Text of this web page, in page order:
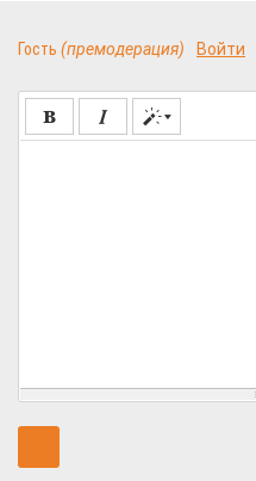
Гость (премодерация) Войти